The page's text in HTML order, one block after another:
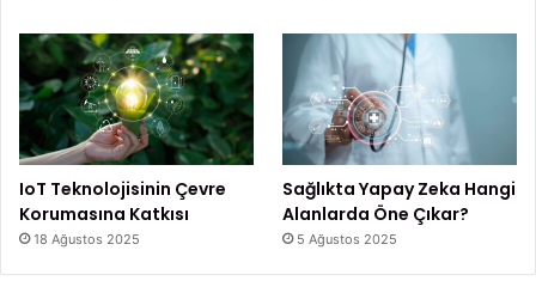
IoT Teknolojisinin Çevre
Korumasına Katkısı
18 Ağustos 2025
Sağlıkta Yapay Zeka Hangi
Alanlarda Öne Çıkar?
5 Ağustos 2025